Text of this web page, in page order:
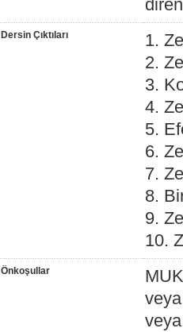
Dersin Çıktıları
1.
2.
3.
4.
5.
6.
7.
8.
9.
10.
Önkoşullar